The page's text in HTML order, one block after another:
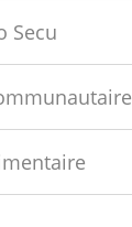
Secu